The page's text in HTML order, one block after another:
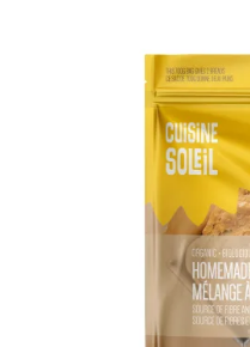
ADD TO